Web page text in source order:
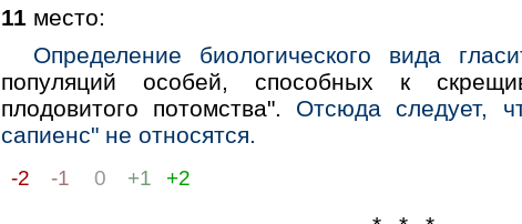
11 место:
Определение биологического вида
популяций особей, способных к
плодовитого потомства". Отсюда следует,
сапиенс" не относятся.
-2 -1 0 +1 +2